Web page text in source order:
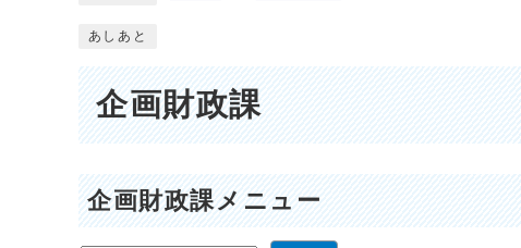
あしあと
企画財政課
企画財政課メニュー